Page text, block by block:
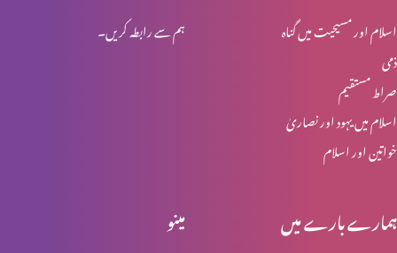
ہم سے رابطہ کریں۔
اسلام اور مسیحیت میں گناہ
ذمی
صراط مستقیم
اسلام میں یہود اور نصاریٰ
خواتین اور اسلام
مینو ہمارے بارے میں